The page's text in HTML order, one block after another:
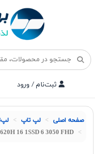
ثبت‌نام / ورود
صفحه اصلی لپ تاپ
16 1SSD 6 3050 FHD